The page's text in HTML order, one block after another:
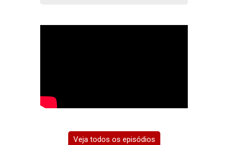
Veja todos os episódios